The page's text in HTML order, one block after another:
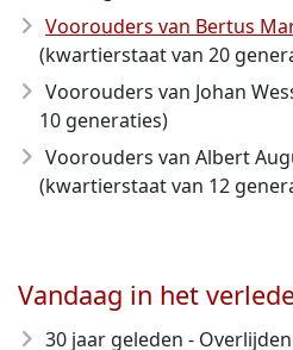
Voorouders van Bertus
(kwartierstaat van 20
Voorouders van Johan
10 generaties)
Voorouders van Albert
(kwartierstaat van 12
Vandaag in het
30 jaar geleden -